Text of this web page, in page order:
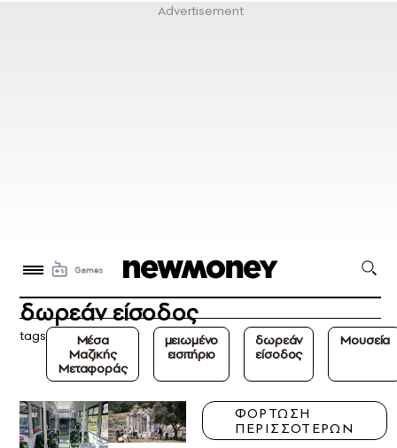
δωρεάν είσοδος
tags
Μέσα
Μαζικής
Μεταφοράς
μειωμένο
εισιτήριο
δωρεάν
είσοδος
Μουσεία
ΦΟΡΤΩΣΗ
ΠΕΡΙΣΣΟΤΕΡΩΝ